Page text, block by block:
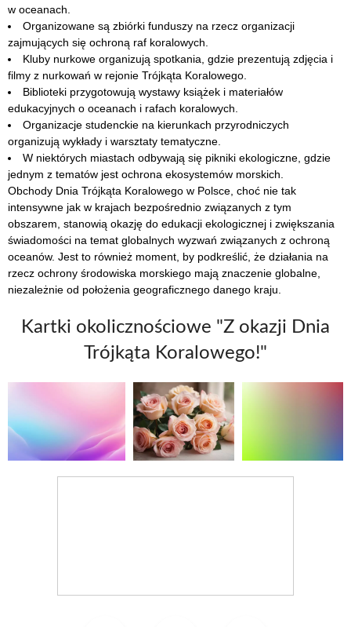
w oceanach.
Organizowane są zbiórki funduszy na rzecz organizacji
zajmujących się ochroną raf koralowych.
Kluby nurkowe organizują spotkania, gdzie prezentują zdjęcia i
filmy z nurkowań w rejonie Trójkąta Koralowego.
Biblioteki przygotowują wystawy książek i materiałów
edukacyjnych o oceanach i rafach koralowych.
Organizacje studenckie na kierunkach przyrodniczych
organizują wykłady i warsztaty tematyczne.
W niektórych miastach odbywają się pikniki ekologiczne, gdzie
jednym z tematów jest ochrona ekosystemów morskich.
Obchody Dnia Trójkąta Koralowego w Polsce, choć nie tak
intensywne jak w krajach bezpośrednio związanych z tym
obszarem, stanowią okazję do edukacji ekologicznej i zwiększania
świadomości na temat globalnych wyzwań związanych z ochroną
oceanów. Jest to również moment, by podkreślić, że działania na
rzecz ochrony środowiska morskiego mają znaczenie globalne,
niezależnie od położenia geograficznego danego kraju.
Kartki okolicznościowe "Z okazji Dnia
Trójkąta Koralowego!"